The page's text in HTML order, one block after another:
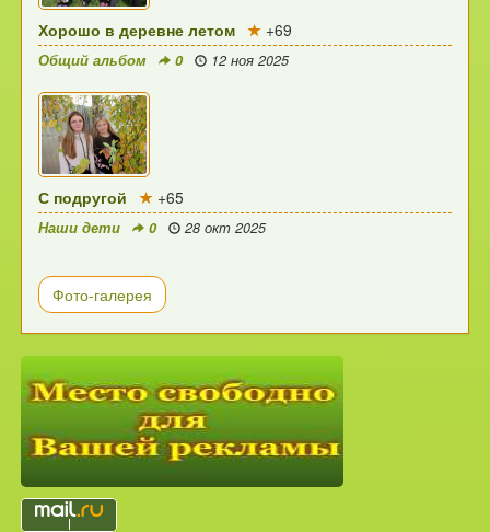
Хорошо в деревне летом +69
Общий альбом 0 12 ноя 2025
С подругой +65
Наши дети 0 28 окт 2025
Фото-галерея